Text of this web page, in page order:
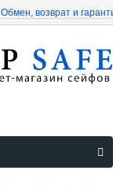
Обмен, возврат и